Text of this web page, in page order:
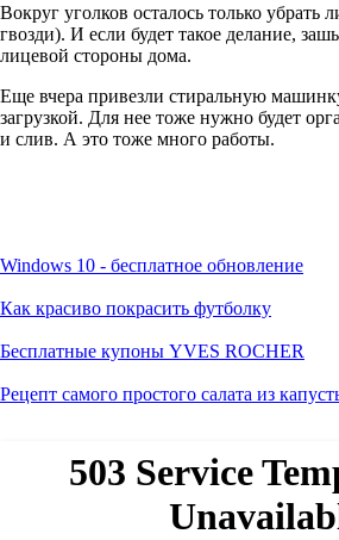
Вокруг уголков осталось только
гвозди). И если будет такое делание,
лицевой стороны дома.
Еще вчера привезли стиральную
загрузкой. Для нее тоже нужно будет
и слив. А это тоже много работы.
Windows 10 - бесплатное обновление
Как красиво покрасить футболку
Бесплатные купоны YVES ROCHER
Рецепт самого простого салата из